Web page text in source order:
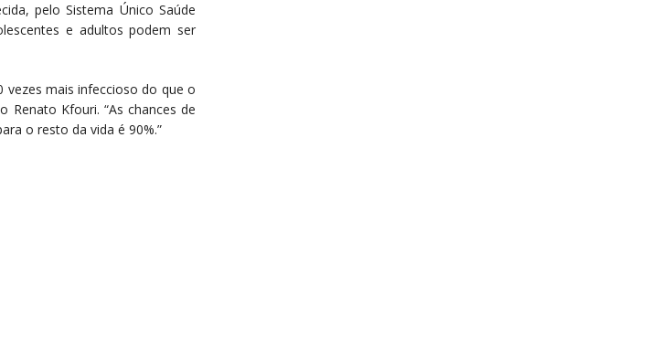
pelo Sistema Único Saúde
e adultos podem ser
vezes mais infeccioso do que o
Renato Kfouri. “As chances de
o resto da vida é 90%.”